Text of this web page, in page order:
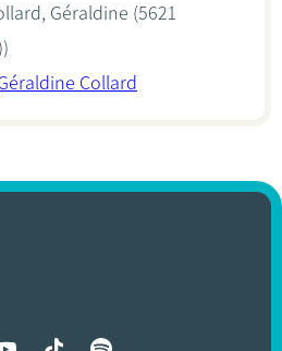
Géraldine (5621
Collard